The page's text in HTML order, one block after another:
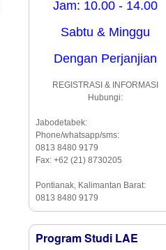
Jam: 10.00 - 14.00
Sabtu & Minggu
Dengan Perjanjian
REGISTRASI & INFORMASI
Hubungi:
Jabodetabek:
Phone/whatsapp/sms:
0813 8480 9179
Fax: +62 (21) 8730205
Pontianak, Kalimantan Barat:
0813 8480 9179
Program Studi LAE